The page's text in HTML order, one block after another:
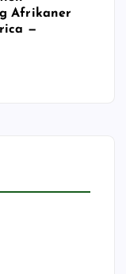
Afrikaner
—